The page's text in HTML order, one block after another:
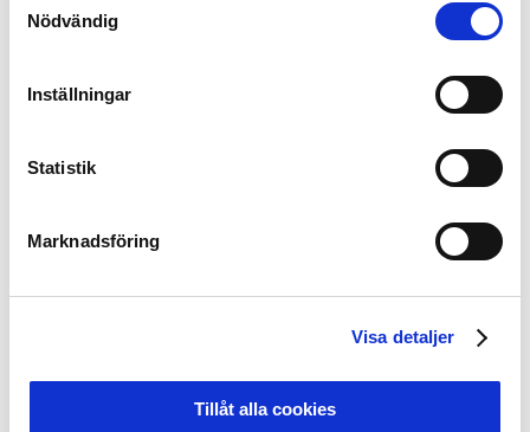
Nödvändig
Inställningar
Statistik
Marknadsföring
Visa detaljer
Tillåt alla cookies
den vägen som vi påbörjat. Att använda SLO:ernas
expertis, vara en del av nätverket och hjälpa till att
utbildningen så att den passar SLO:ernas uppgifter som
de ser ut just nu och anpassat till framtida behov säger
Svensk Elitfotboll.
En Supporter Liaison Officer är en person från de egna
kommunikationen går från båda hållen mellan
olika parternas åsikter och ståndpunkter ska förmedlas